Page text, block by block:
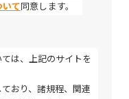
いて 同意します。
は、上記のサイトを
おり、諸規程、関連